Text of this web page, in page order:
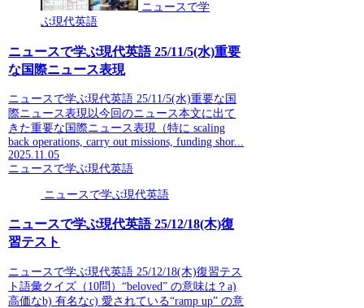
ニュースで学
ぶ現代英語
ニュースで学ぶ現代英語 25/11/5(水)重要
な国際ニュース表現
ニュースで学ぶ現代英語 25/11/5(水)重要な国
際ニュース表現以今回のニュース本文に出て
きた重要な国際ニュース表現（特に scaling
back operations, carry out missions, funding shor...
2025.11.05
ニュースで学ぶ現代英語
ニュースで学ぶ現代英語
ニュースで学ぶ現代英語 25/12/18(木)復
習テスト
ニュースで学ぶ現代英語 25/12/18(木)復習テス
ト語彙クイズ（10問）“beloved” の意味は？a)
高価なb) 有名なc) 愛されている“ramp up” の意